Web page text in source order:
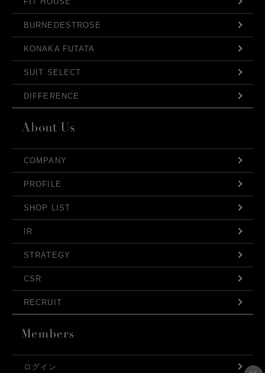
BURNEDESTROSE
KONAKA FUTATA
SUIT SELECT
DIFFERENCE
COMPANY
PROFILE
SHOP LIST
IR
STRATEGY
CSR
RECRUIT
ログイン